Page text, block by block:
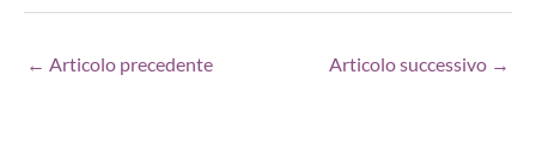
← Articolo precedente Articolo successivo →